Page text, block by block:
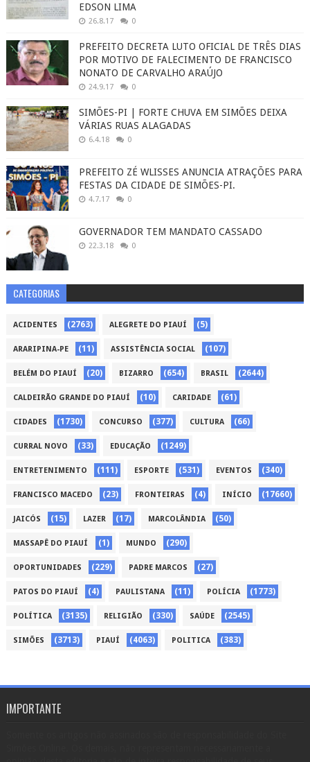
EDSON LIMA
26.8.17 0
PREFEITO DECRETA LUTO OFICIAL DE TRÊS DIAS
POR MOTIVO DE FALECIMENTO DE FRANCISCO
NONATO DE CARVALHO ARAÚJO
24.9.17 0
SIMÕES-PI | FORTE CHUVA EM SIMÕES DEIXA
VÁRIAS RUAS ALAGADAS
6.4.18 0
PREFEITO ZÉ WLISSES ANUNCIA ATRAÇÕES PARA
FESTAS DA CIDADE DE SIMÕES-PI.
4.7.17 0
GOVERNADOR TEM MANDATO CASSADO
22.3.18 0
CATEGORIAS
ACIDENTES (2763) ALEGRETE DO PIAUÍ (5)
ARARIPINA-PE (11) ASSISTÊNCIA SOCIAL (107)
BELÉM DO PIAUÍ (20) BIZARRO (654) BRASIL (2644)
CALDEIRÃO GRANDE DO PIAUÍ (10) CARIDADE (61)
CIDADES (1730) CONCURSO (377) CULTURA (66)
CURRAL NOVO (33) EDUCAÇÃO (1249)
ENTRETENIMENTO (111) ESPORTE (531) EVENTOS (340)
FRANCISCO MACEDO (23) FRONTEIRAS (4) INÍCIO (17660)
JAICÓS (15) LAZER (17) MARCOLÂNDIA (50)
MASSAPÊ DO PIAUÍ (1) MUNDO (290)
OPORTUNIDADES (229) PADRE MARCOS (27)
PATOS DO PIAUÍ (4) PAULISTANA (11) POLÍCIA (1773)
POLÍTICA (3135) RELIGIÃO (330) SAÚDE (2545)
SIMÕES (3713) PIAUÍ (4063) POLITICA (383)
IMPORTANTE